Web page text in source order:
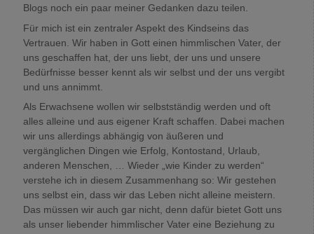
Blogs noch ein paar meiner Gedanken dazu teilen.
Für mich ist ein zentraler Aspekt des Kindseins das
Vertrauen. Wir haben in Gott einen himmlischen Vater, der
uns geschaffen hat, der uns liebt, der uns und unsere
Bedürfnisse besser kennt als wir selbst und der uns vergibt
und uns annimmt.
Als Erwachsene wollen wir selbstständig werden und oft
alles alleine und aus eigener Kraft schaffen. Dabei machen
wir uns allerdings abhängig von äußeren und
vergänglichen Dingen wie Erfolg, Kontostand, Urlaub,
anderen Menschen, … Wieder „wie Kinder zu werden“
verstehe ich in diesem Zusammenhang so: Wir gestehen
uns selbst ein, dass wir das Leben nicht alleine meistern.
Das müssen wir auch gar nicht, denn dafür bietet Gott uns
als unser liebender himmlischer Vater eine Beziehung zu